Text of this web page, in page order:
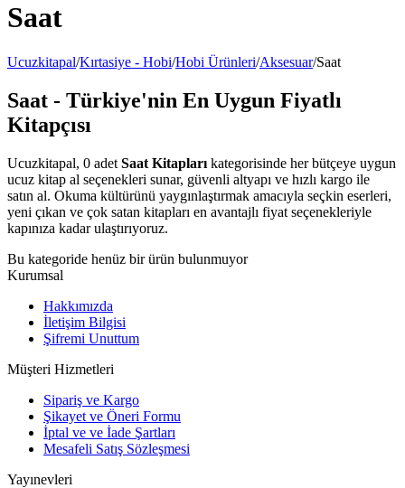
Saat
Ucuzkitapal/Kırtasiye - Hobi/Hobi Ürünleri/Aksesuar/Saat
Saat - Türkiye'nin En Uygun Fiyatlı
Kitapçısı
Ucuzkitapal, 0 adet Saat Kitapları kategorisinde her bütçeye uygun
ucuz kitap al seçenekleri sunar, güvenli altyapı ve hızlı kargo ile
satın al. Okuma kültürünü yaygınlaştırmak amacıyla seçkin eserleri,
yeni çıkan ve çok satan kitapları en avantajlı fiyat seçenekleriyle
kapınıza kadar ulaştırıyoruz.
Bu kategoride henüz bir ürün bulunmuyor
Kurumsal
Hakkımızda
İletişim Bilgisi
Şifremi Unuttum
Müşteri Hizmetleri
Sipariş ve Kargo
Şikayet ve Öneri Formu
İptal ve ve İade Şartları
Mesafeli Satış Sözleşmesi
Yayınevleri